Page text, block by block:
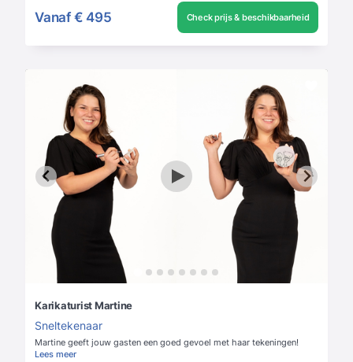
Vanaf € 495 Check prijs & beschikbaarheid
Karikaturist Martine
Sneltekenaar
Martine geeft jouw gasten een goed gevoel met haar tekeningen!
Lees meer